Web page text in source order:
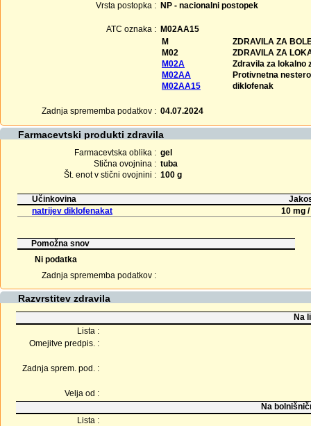
Vrsta postopka : NP - nacionalni postopek
ATC oznaka : M02AA15
M
ZDRAVILA ZA
M02
ZDRAVILA ZA
M02A
Zdravila za lokalno
M02AA
Protivnetna
M02AA15
diklofenak
Zadnja sprememba podatkov : 04.07.2024
Farmacevtski produkti zdravila
Farmacevtska oblika : gel
Stična ovojnina : tuba
Št. enot v stični ovojnini : 100 g
Učinkovina
natrijev diklofenakat
10 mg /
Pomožna snov
Ni podatka
Zadnja sprememba podatkov :
Razvrstitev zdravila
Na
Lista :
Omejitve predpis. :
Zadnja sprem. pod. :
Velja od :
Na
Lista :